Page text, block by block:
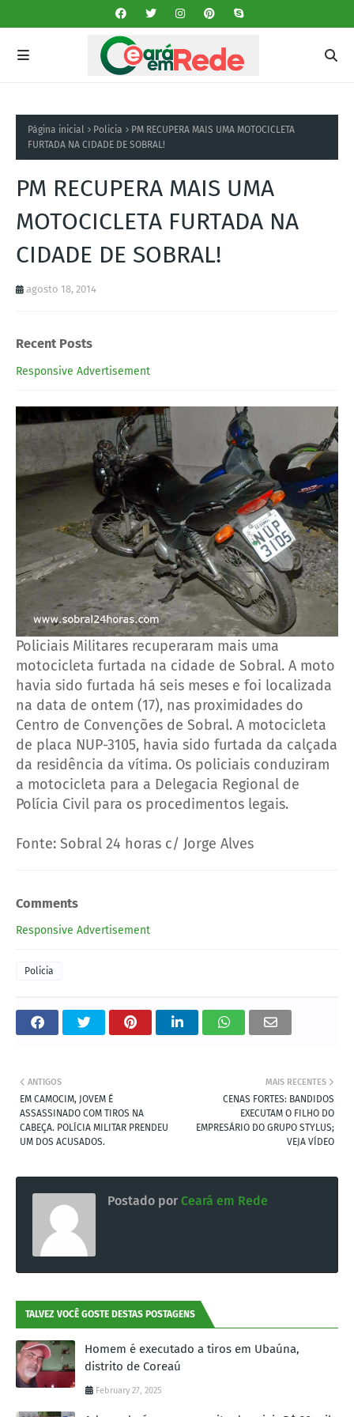
Página inicial Policia
PM RECUPERA MAIS UMA MOTOCICLETA
FURTADA NA CIDADE DE SOBRAL!
PM RECUPERA MAIS UMA
MOTOCICLETA FURTADA NA
CIDADE DE SOBRAL!
agosto 18, 2014
Recent Posts
Responsive Advertisement
Policiais Militares recuperaram mais uma
motocicleta furtada na cidade de Sobral. A moto
havia sido furtada há seis meses e foi localizada
na data de ontem (17), nas proximidades do
Centro de Convenções de Sobral. A motocicleta
de placa NUP-3105, havia sido furtada da calçada
da residência da vítima. Os policiais conduziram
a motocicleta para a Delegacia Regional de
Polícia Civil para os procedimentos legais.
Fonte: Sobral 24 horas c/ Jorge Alves
Comments
Responsive Advertisement
Policia
MAIS RECENTES
CENAS FORTES: BANDIDOS
EXECUTAM O FILHO DO
EMPRESÁRIO DO GRUPO STYLUS;
VEJA VÍDEO
ANTIGOS
EM CAMOCIM, JOVEM É
ASSASSINADO COM TIROS NA
CABEÇA. POLÍCIA MILITAR PRENDEU
UM DOS ACUSADOS.
Postado por Ceará em Rede
TALVEZ VOCÊ GOSTE DESTAS POSTAGENS
Homem é executado a tiros em Ubaúna,
distrito de Coreaú
February 27, 2025